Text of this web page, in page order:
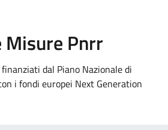
Pnrr
dal Piano Nazionale di
i fondi europei Next Generation